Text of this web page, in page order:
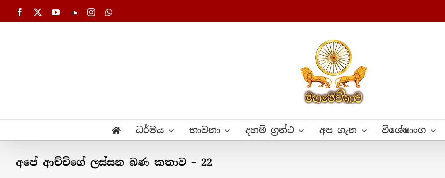
to
Facebook YouTubeSoundCloud
InstagramWhatsApp
ධර්මය භාවනා දහම් ග්‍රන්ථ අප ගැන විශේෂාංග
අපේ ආච්චිගේ ලස්සන බණ කතාව – 22